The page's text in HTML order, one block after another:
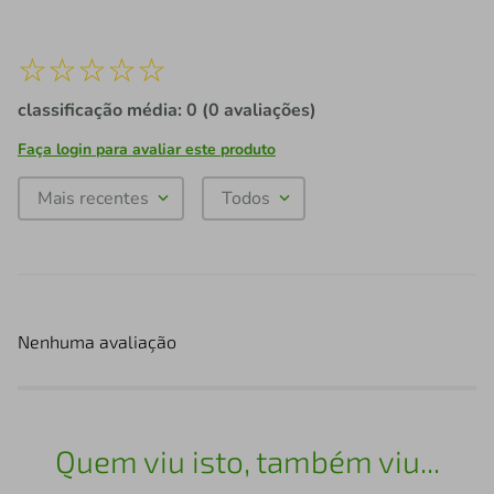
☆☆☆☆☆
classificação média: 0 (0 avaliações)
Faça login para avaliar este produto
Mais recentes Todos
Nenhuma avaliação
Quem viu isto, também viu...